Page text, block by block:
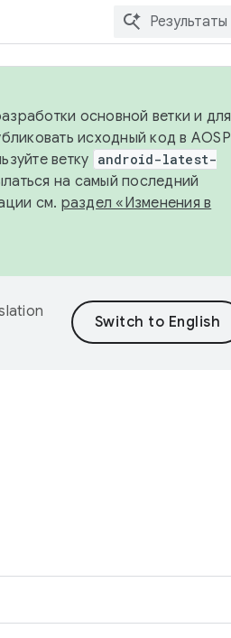
основной ветки и для
исходный код в AOSP
ветку android-latest-
на самый последний
см. раздел «Изменения в